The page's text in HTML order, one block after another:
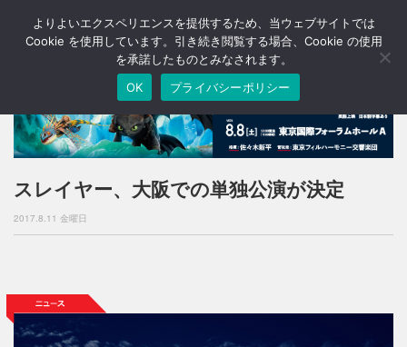
T
o
n
a
v
t
スレイヤー、大阪での単独公演が決定
2017.8.11 金曜日
よりよいエクスペリエンスを提供するため、当ウェブサイトでは
Cookie を使用しています。引き続き閲覧する場合、Cookie の使用
を承諾したものとみなされます。
OK
プライバシーポリシー